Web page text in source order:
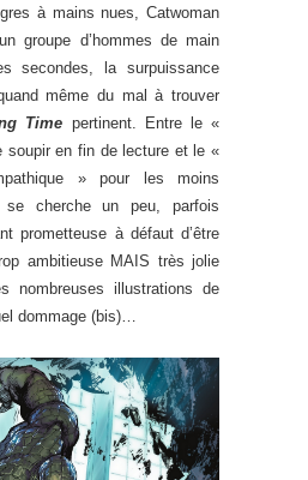
à mains nues, Catwoman
groupe d’hommes de main
secondes, la surpuissance
même du mal à trouver
Time pertinent. Entre le «
en fin de lecture et le «
» pour les moins
se cherche un peu, parfois
prometteuse à défaut d’être
ambitieuse MAIS très jolie
nombreuses illustrations de
dommage (bis)…